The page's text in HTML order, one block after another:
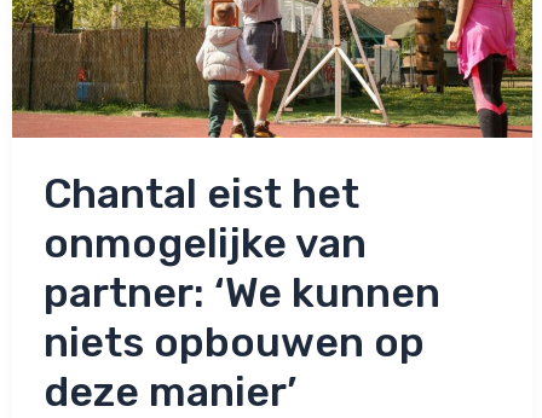
Chantal eist het
onmogelijke van
partner: ‘We kunnen
niets opbouwen op
deze manier’